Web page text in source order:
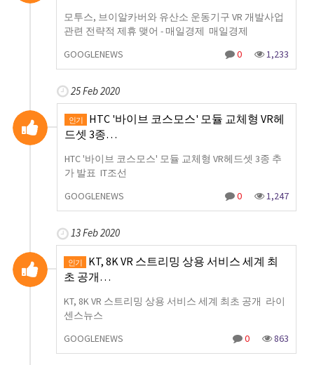
모투스, 브이알카버와 유산소 운동기구 VR 개발사업
관련 전략적 제휴 맺어 - 매일경제 매일경제
GOOGLENEWS
0 1,233
25 Feb 2020
인기
HTC '바이브 코스모스' 모듈 교체형 VR헤
드셋 3종…
HTC '바이브 코스모스' 모듈 교체형 VR헤드셋 3종 추
가 발표 IT조선
GOOGLENEWS
0 1,247
13 Feb 2020
인기
KT, 8K VR 스트리밍 상용 서비스 세계 최
초 공개…
KT, 8K VR 스트리밍 상용 서비스 세계 최초 공개 라이
센스뉴스
GOOGLENEWS
0 863